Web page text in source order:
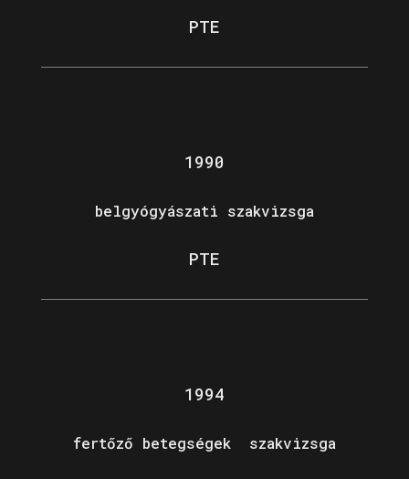
PTE
1990
belgyógyászati szakvizsga
PTE
1994
fertőző betegségek szakvizsga